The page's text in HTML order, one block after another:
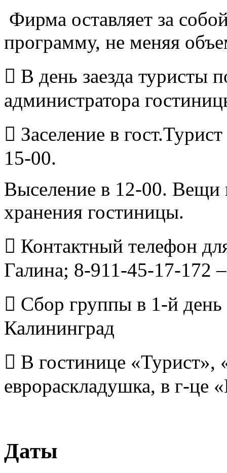
Фирма оставляет за
программу, не меняя
 В день заезда туристы
администратора
 Заселение в
15-00.
Выселение в 12-00. Вещи
хранения гостиницы.
 Контактный телефон
Галина; 8-911-45-17-172
 Сбор группы в 1-й день
Калининград
 В гостинице «Турист»,
еврораскладушка, в г-це
Даты